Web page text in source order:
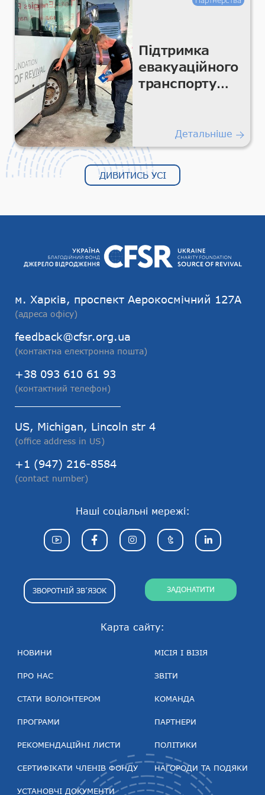
Підтримка
евакуаційного
транспорту
перевезень
Детальніше
ДИВИТИСЬ УСІ
м. Харків, проспект Аерокосмічний 127А
(адреса офісу)
feedback@cfsr.org.ua
(контактна електронна пошта)
+38 093 610 61 93
(контактний телефон)
US, Michigan, Lincoln str 4
(office address in US)
+1 (947) 216-8584
(contact number)
Карта сайту:
НОВИНИ
ПРО НАС
СТАТИ ВОЛОНТЕРОМ
ПРОГРАМИ
РЕКОМЕНДАЦІЙНІ ЛИСТИ
СЕРТИФІКАТИ ЧЛЕНІВ ФОНДУ
УСТАНОВЧІ ДОКУМЕНТИ
МІСІЯ І ВІЗІЯ
ЗВІТИ
КОМАНДА
ПАРТНЕРИ
ПОЛІТИКИ
НАГОРОДИ ТА ПОДЯКИ
Наші соціальні мережі:
ЗВОРОТНІЙ ЗВ’ЯЗОК ЗАДОНАТИТИ